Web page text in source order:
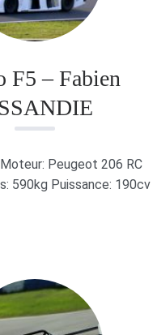
F5 – Fabien
Peugeot 206 RC
590kg Puissance: 190cv